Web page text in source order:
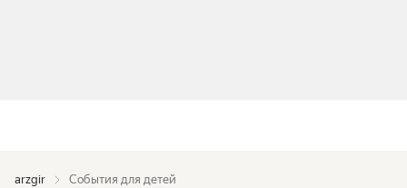
arzgir События для детей